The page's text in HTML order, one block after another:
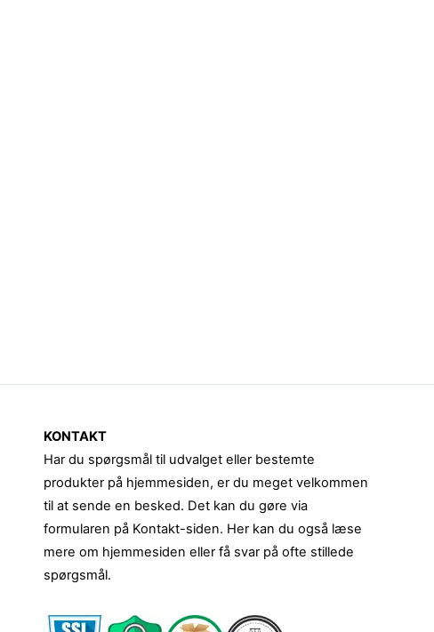
KONTAKT
Har du spørgsmål til udvalget eller bestemte
produkter på hjemmesiden, er du meget velkommen
til at sende en besked. Det kan du gøre via
formularen på Kontakt-siden. Her kan du også læse
mere om hjemmesiden eller få svar på ofte stillede
spørgsmål.